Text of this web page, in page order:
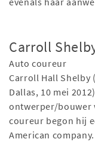
Carroll
Auto coureur
Carroll Hall Shelby
Dallas, 10 mei
ontwerper/bouwer
coureur begon hij
American